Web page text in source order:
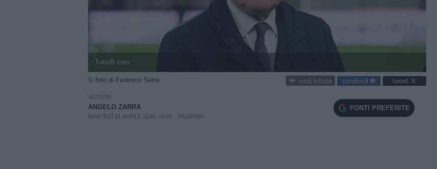
TuttoB.com
© foto di Federico Serra vedi letture condividi tweet
AUTORE
ANGELO ZARRA
MARTEDÌ 21 APRILE 2026, 18:00 PALERMO
FONTI PREFERITE